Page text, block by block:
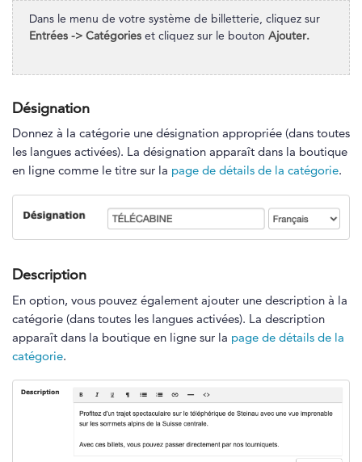
Dans le menu de votre système de billetterie, cliquez sur
Entrées -> Catégories et cliquez sur le bouton Ajouter.
Désignation
Donnez à la catégorie une désignation appropriée (dans toutes
les langues activées). La désignation apparaît dans la boutique
en ligne comme le titre sur la page de détails de la catégorie.
Description
En option, vous pouvez également ajouter une description à la
catégorie (dans toutes les langues activées). La description
apparaît dans la boutique en ligne sur la page de détails de la
catégorie.